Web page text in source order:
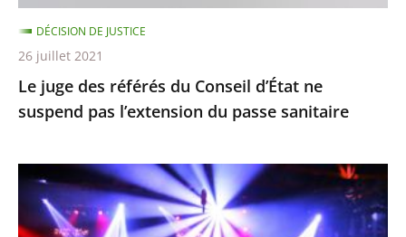
pas
l’extension
du
passe
sanitaire
Le juge des référés du Conseil d’État ne
suspend pas l’extension du passe sanitaire
DÉCISION DE JUSTICE
26 juillet 2021
La
fermeture
des